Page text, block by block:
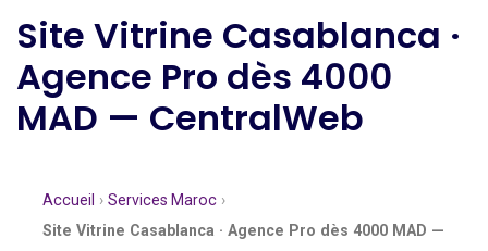
Site Vitrine Casablanca ·
Agence Pro dès 4000
MAD — CentralWeb
Accueil › Services Maroc ›
Site Vitrine Casablanca · Agence Pro dès 4000 MAD —